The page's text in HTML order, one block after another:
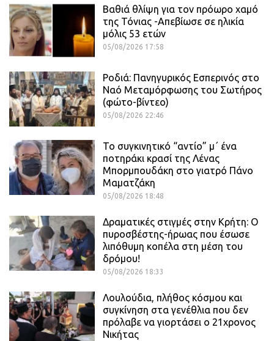
Βαθιά θλίψη για τον πρόωρο χαμό
της Τόνιας -Απεβίωσε σε ηλικία
μόλις 53 ετών
05/08/2026 17:58
Ροδιά: Πανηγυρικός Εσπερινός στο
Ναό Μεταμόρφωσης του Σωτήρος
(φώτο-βίντεο)
05/08/2026 22:46
Το συγκινητικό “αντίο” μ΄ ένα
ποτηράκι κρασί της Λένας
Μπορμπουδάκη στο γιατρό Πάνο
Μαματζάκη
05/08/2026 18:48
Δραματικές στιγμές στην Κρήτη: Ο
πυροσβέστης-ήρωας που έσωσε
λιπόθυμη κοπέλα στη μέση του
δρόμου!
05/08/2026 18:33
Λουλούδια, πλήθος κόσμου και
συγκίνηση στα γενέθλια που δεν
πρόλαβε να γιορτάσει ο 21χρονος
Νικήτας